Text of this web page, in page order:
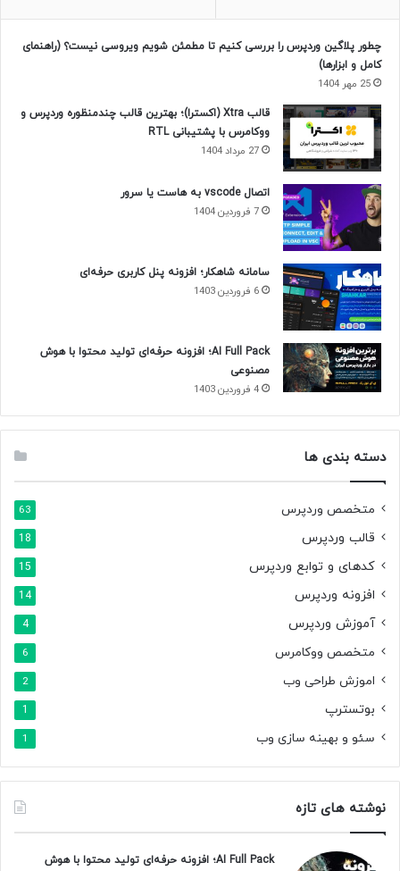
چطور پلاگین وردپرس را بررسی کنیم تا مطمئن شویم ویروسی نیست؟ (راهنمای
کامل و ابزارها)
25 مهر 1404
قالب Xtra (اکسترا)؛ بهترین قالب چندمنظوره وردپرس و
ووکامرس با پشتیبانی RTL
27 مرداد 1404
اتصال vscode به هاست یا سرور
7 فروردین 1404
سامانه شاهکار؛ افزونه پنل کاربری حرفه‌ای
6 فروردین 1403
AI Full Pack؛ افزونه حرفه‌ای تولید محتوا با هوش
مصنوعی
4 فروردین 1403
دسته بندی ها
متخصص وردپرس 63
قالب وردپرس 18
کدهای و توابع وردپرس 15
افزونه وردپرس 14
آموزش وردپرس 4
متخصص ووکامرس 6
اموزش طراحی وب 2
بوتسترپ 1
سئو و بهینه سازی وب 1
نوشته های تازه
AI Full Pack؛ افزونه حرفه‌ای تولید محتوا با هوش